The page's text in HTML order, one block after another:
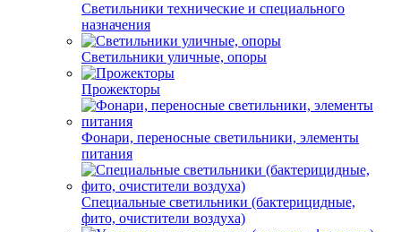
Светильники технические и специального
назначения
Светильники уличные, опоры
Прожекторы
Фонари, переносные светильники, элементы
питания
Специальные светильники (бактерицидные,
фито, очистители воздуха)